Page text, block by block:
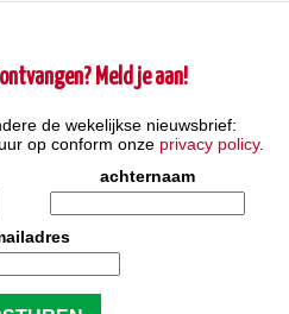
Meld je aan!
de wekelijkse nieuwsbrief:
op conform onze privacy policy.
achternaam